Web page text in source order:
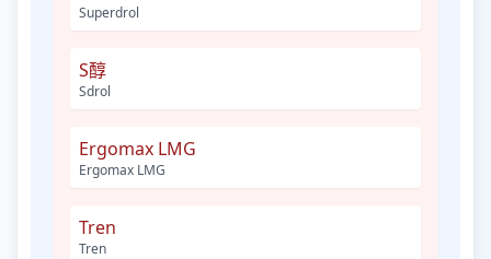
Superdrol
S醇
Sdrol
Ergomax LMG
Ergomax LMG
Tren
Tren